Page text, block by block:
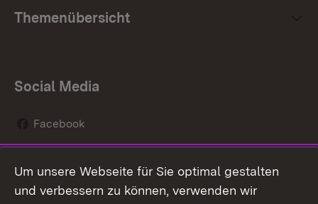
Themenübersicht
Social Media
Facebook
Social Wall
Um unsere Webseite für Sie optimal gestalten
und verbessern zu können, verwenden wir